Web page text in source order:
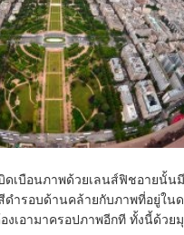
ดเบือนภาพด้วยเลนส์ฟิชอายนั้น
ำรอบด้านคล้ายกับภาพที่อยู่ใน
งเอามาครอปภาพอีกที ทั้งนี้ด้ว